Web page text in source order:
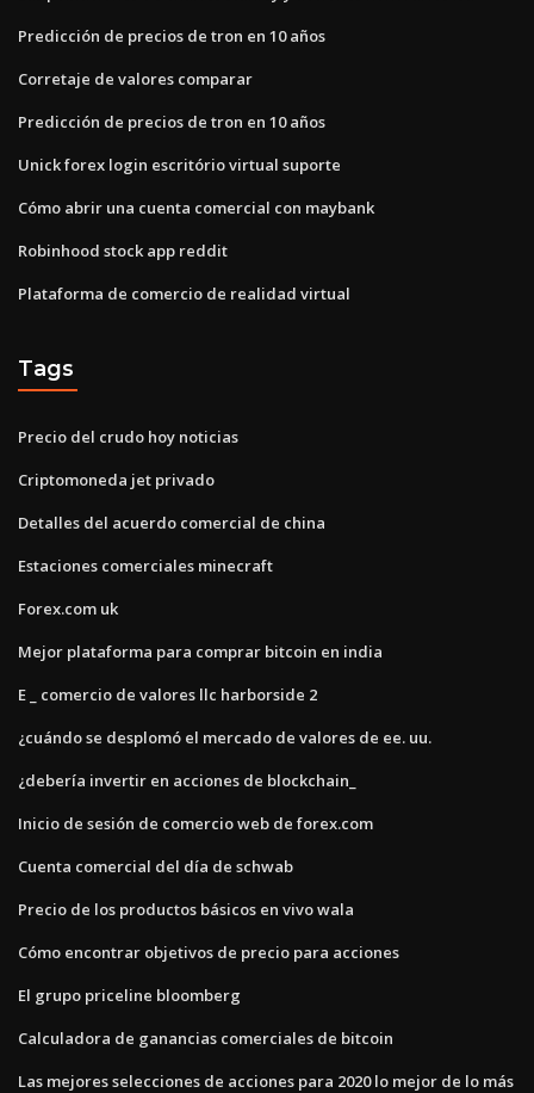
Predicción de precios de tron ​​en 10 años
Corretaje de valores comparar
Predicción de precios de tron ​​en 10 años
Unick forex login escritório virtual suporte
Cómo abrir una cuenta comercial con maybank
Robinhood stock app reddit
Plataforma de comercio de realidad virtual
Tags
Precio del crudo hoy noticias
Criptomoneda jet privado
Detalles del acuerdo comercial de china
Estaciones comerciales minecraft
Forex.com uk
Mejor plataforma para comprar bitcoin en india
E _ comercio de valores llc harborside 2
¿cuándo se desplomó el mercado de valores de ee. uu.
¿debería invertir en acciones de blockchain_
Inicio de sesión de comercio web de forex.com
Cuenta comercial del día de schwab
Precio de los productos básicos en vivo wala
Cómo encontrar objetivos de precio para acciones
El grupo priceline bloomberg
Calculadora de ganancias comerciales de bitcoin
Las mejores selecciones de acciones para 2020 lo mejor de lo más